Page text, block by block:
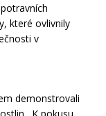
které ovlivnily
v
demonstrovali